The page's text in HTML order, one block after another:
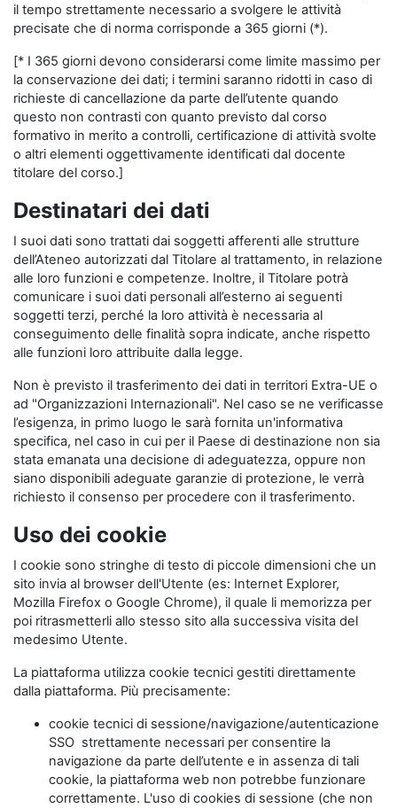
il tempo strettamente necessario a svolgere le attività
precisate che di norma corrisponde a 365 giorni (*).
[* I 365 giorni devono considerarsi come limite massimo per
la conservazione dei dati; i termini saranno ridotti in caso di
richieste di cancellazione da parte dell’utente quando
questo non contrasti con quanto previsto dal corso
formativo in merito a controlli, certificazione di attività svolte
o altri elementi oggettivamente identificati dal docente
titolare del corso.]
Destinatari dei dati
I suoi dati sono trattati dai soggetti afferenti alle strutture
dell’Ateneo autorizzati dal Titolare al trattamento, in relazione
alle loro funzioni e competenze. Inoltre, il Titolare potrà
comunicare i suoi dati personali all’esterno ai seguenti
soggetti terzi, perché la loro attività è necessaria al
conseguimento delle finalità sopra indicate, anche rispetto
alle funzioni loro attribuite dalla legge.
Non è previsto il trasferimento dei dati in territori Extra-UE o
ad "Organizzazioni Internazionali". Nel caso se ne verificasse
l’esigenza, in primo luogo le sarà fornita un'informativa
specifica, nel caso in cui per il Paese di destinazione non sia
stata emanata una decisione di adeguatezza, oppure non
siano disponibili adeguate garanzie di protezione, le verrà
richiesto il consenso per procedere con il trasferimento.
Uso dei cookie
I cookie sono stringhe di testo di piccole dimensioni che un
sito invia al browser dell'Utente (es: Internet Explorer,
Mozilla Firefox o Google Chrome), il quale li memorizza per
poi ritrasmetterli allo stesso sito alla successiva visita del
medesimo Utente.
La piattaforma utilizza cookie tecnici gestiti direttamente
dalla piattaforma. Più precisamente:
cookie tecnici di sessione/navigazione/autenticazione
SSO strettamente necessari per consentire la
navigazione da parte dell’utente e in assenza di tali
cookie, la piattaforma web non potrebbe funzionare
correttamente. L'uso di cookies di sessione (che non